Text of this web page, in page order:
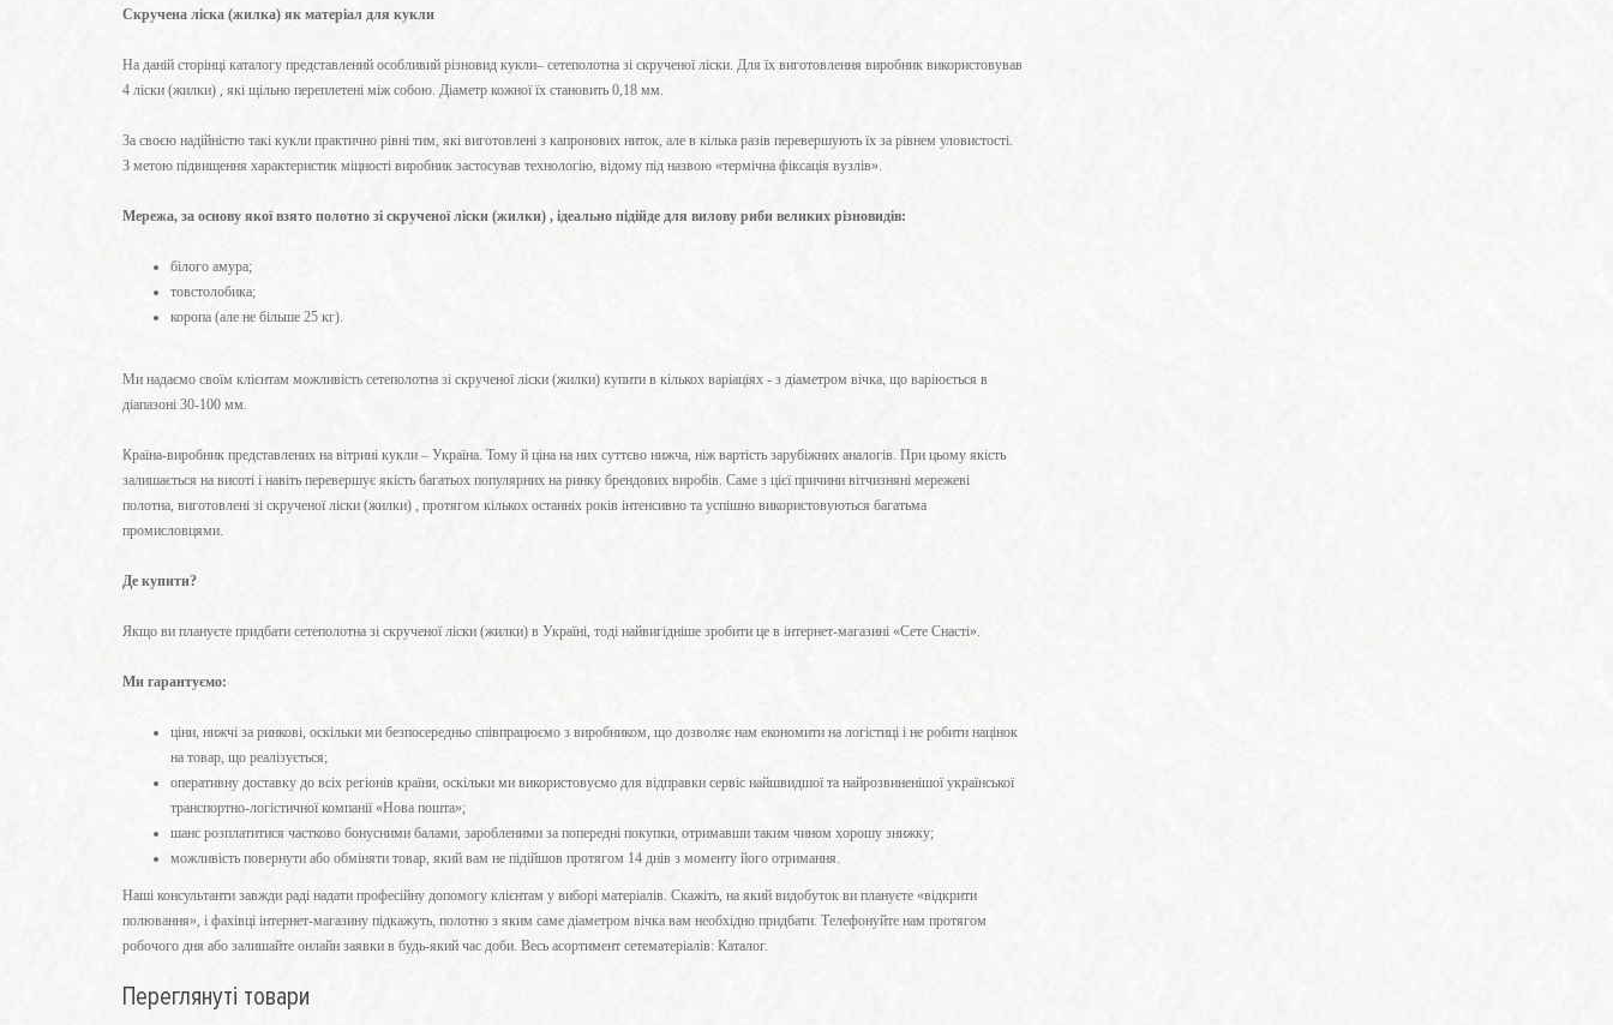
Скручена ліска (жилка) як матеріал для кукли
На даній сторінці каталогу представлений особливий різновид кукли– сетеполотна зі скрученої ліски. Для їх виготовлення виробник використовував
4 ліски (жилки) , які щільно переплетені між собою. Діаметр кожної їх становить 0,18 мм.
За своєю надійністю такі кукли практично рівні тим, які виготовлені з капронових ниток, але в кілька разів перевершують їх за рівнем уловистості.
З метою підвищення характеристик міцності виробник застосував технологію, відому під назвою «термічна фіксація вузлів».
Мережа, за основу якої взято полотно зі скрученої ліски (жилки) , ідеально підійде для вилову риби великих різновидів:
білого амура;
товстолобика;
коропа (але не більше 25 кг).
Ми надаємо своїм клієнтам можливість сетеполотна зі скрученої ліски (жилки) купити в кількох варіаціях - з діаметром вічка, що варіюється в
діапазоні 30-100 мм.
Країна-виробник представлених на вітрині кукли – Україна. Тому й ціна на них суттєво нижча, ніж вартість зарубіжних аналогів. При цьому якість
залишається на висоті і навіть перевершує якість багатьох популярних на ринку брендових виробів. Саме з цієї причини вітчизняні мережеві
полотна, виготовлені зі скрученої ліски (жилки) , протягом кількох останніх років інтенсивно та успішно використовуються багатьма
промисловцями.
Де купити?
Якщо ви плануєте придбати сетеполотна зі скрученої ліски (жилки) в Україні, тоді найвигідніше зробити це в інтернет-магазині «Сете Снасті».
Ми гарантуємо:
ціни, нижчі за ринкові, оскільки ми безпосередньо співпрацюємо з виробником, що дозволяє нам економити на логістиці і не робити націнок
на товар, що реалізується;
оперативну доставку до всіх регіонів країни, оскільки ми використовуємо для відправки сервіс найшвидшої та найрозвиненішої української
транспортно-логістичної компанії «Нова пошта»;
шанс розплатитися частково бонусними балами, заробленими за попередні покупки, отримавши таким чином хорошу знижку;
можливість повернути або обміняти товар, який вам не підійшов протягом 14 днів з моменту його отримання.
Наші консультанти завжди раді надати професійну допомогу клієнтам у виборі матеріалів. Скажіть, на який видобуток ви плануєте «відкрити
полювання», і фахівці інтернет-магазину підкажуть, полотно з яким саме діаметром вічка вам необхідно придбати. Телефонуйте нам протягом
робочого дня або залишайте онлайн заявки в будь-який час доби. Весь асортимент сетематеріалів: Каталог.
Переглянуті товари